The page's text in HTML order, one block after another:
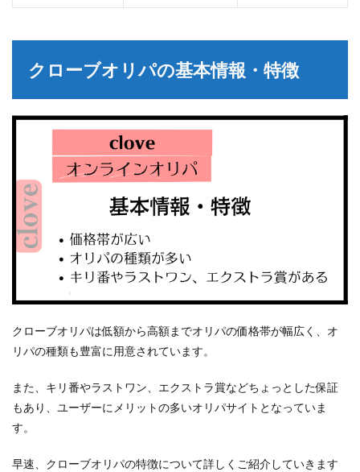
クローブオリパの基本情報・特徴
クローブオリパは低額から高額までオリパの価格帯が幅広く、オ
リパの種類も豊富に用意されています。
また、キリ番やラストワン、エクストラ賞などちょっとした保証
もあり、ユーザーにメリットの多いオリパサイトとなっていま
す。
早速、クローブオリパの特徴について詳しくご紹介していきます